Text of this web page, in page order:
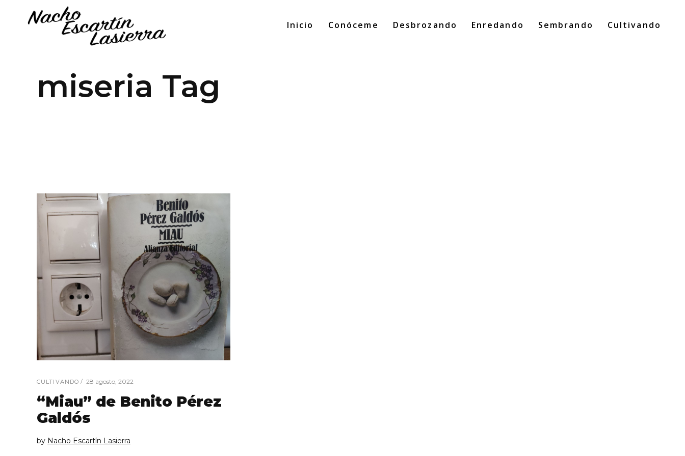
Inicio Conóceme Desbrozando Enredando Sembrando Cultivando
miseria Tag
CULTIVANDO 28 agosto, 2022
“Miau” de Benito Pérez
Galdós
by Nacho Escartín Lasierra